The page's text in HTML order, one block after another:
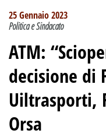
25 Gennaio 2023
Politica e Sindacato
ATM:
decisione di
Uiltrasporti,
Orsa